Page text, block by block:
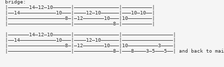
bridge:
|———————14—12—10——————|———————————————|——————————|
|——14————————————10———|————12—10——————|———10—10——|
|———————————————————8—|—12———————10———|10————————|
|—————————————————————|—————————————8—|——————————|
|———————14—12—10——————|———————————————|—————————————————|
|——14————————————10———|————12—10——————|—————————————————|
|———————————————————8—|—12———————10———|10——————————3————|
|—————————————————————|—————————————8—|———8————3—5———5——| and back